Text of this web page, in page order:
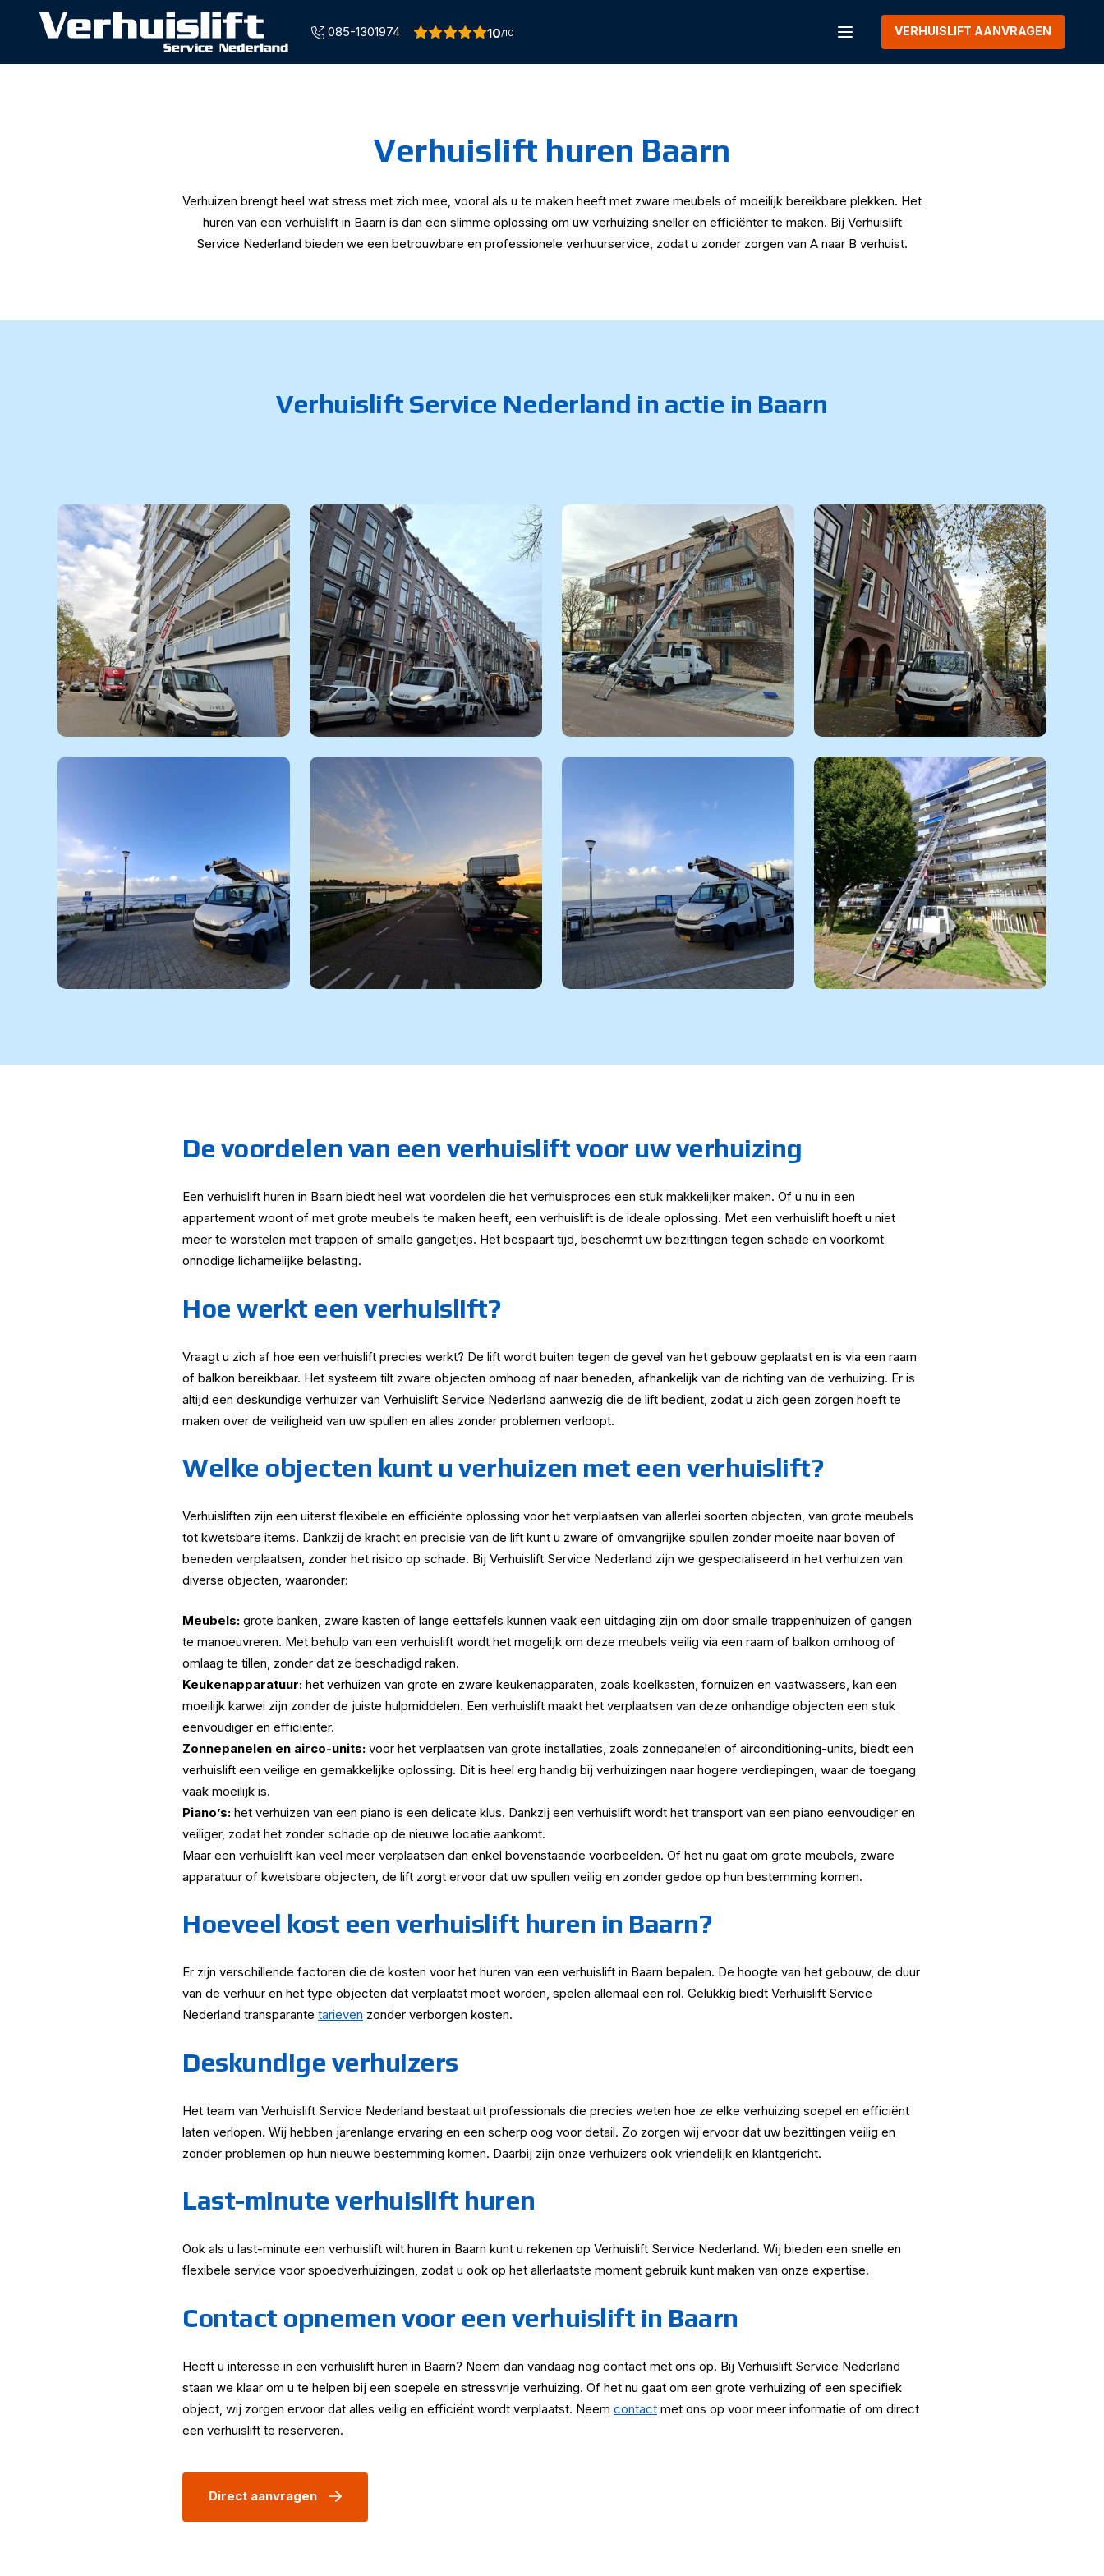
085-1301974 10/10
Menu
VERHUISLIFT AANVRAGEN
Verhuislift huren Baarn
Verhuizen brengt heel wat stress met zich mee, vooral als u te maken heeft met zware meubels of moeilijk bereikbare plekken. Het
huren van een verhuislift in Baarn is dan een slimme oplossing om uw verhuizing sneller en efficiënter te maken. Bij Verhuislift
Service Nederland bieden we een betrouwbare en professionele verhuurservice, zodat u zonder zorgen van A naar B verhuist.
Verhuislift Service Nederland in actie in Baarn
De voordelen van een verhuislift voor uw verhuizing
Een verhuislift huren in Baarn biedt heel wat voordelen die het verhuisproces een stuk makkelijker maken. Of u nu in een
appartement woont of met grote meubels te maken heeft, een verhuislift is de ideale oplossing. Met een verhuislift hoeft u niet
meer te worstelen met trappen of smalle gangetjes. Het bespaart tijd, beschermt uw bezittingen tegen schade en voorkomt
onnodige lichamelijke belasting.
Hoe werkt een verhuislift?
Vraagt u zich af hoe een verhuislift precies werkt? De lift wordt buiten tegen de gevel van het gebouw geplaatst en is via een raam
of balkon bereikbaar. Het systeem tilt zware objecten omhoog of naar beneden, afhankelijk van de richting van de verhuizing. Er is
altijd een deskundige verhuizer van Verhuislift Service Nederland aanwezig die de lift bedient, zodat u zich geen zorgen hoeft te
maken over de veiligheid van uw spullen en alles zonder problemen verloopt.
Welke objecten kunt u verhuizen met een verhuislift?
Verhuisliften zijn een uiterst flexibele en efficiënte oplossing voor het verplaatsen van allerlei soorten objecten, van grote meubels
tot kwetsbare items. Dankzij de kracht en precisie van de lift kunt u zware of omvangrijke spullen zonder moeite naar boven of
beneden verplaatsen, zonder het risico op schade. Bij Verhuislift Service Nederland zijn we gespecialiseerd in het verhuizen van
diverse objecten, waaronder:
Meubels: grote banken, zware kasten of lange eettafels kunnen vaak een uitdaging zijn om door smalle trappenhuizen of gangen
te manoeuvreren. Met behulp van een verhuislift wordt het mogelijk om deze meubels veilig via een raam of balkon omhoog of
omlaag te tillen, zonder dat ze beschadigd raken.
Keukenapparatuur: het verhuizen van grote en zware keukenapparaten, zoals koelkasten, fornuizen en vaatwassers, kan een
moeilijk karwei zijn zonder de juiste hulpmiddelen. Een verhuislift maakt het verplaatsen van deze onhandige objecten een stuk
eenvoudiger en efficiënter.
Zonnepanelen en airco-units: voor het verplaatsen van grote installaties, zoals zonnepanelen of airconditioning-units, biedt een
verhuislift een veilige en gemakkelijke oplossing. Dit is heel erg handig bij verhuizingen naar hogere verdiepingen, waar de toegang
vaak moeilijk is.
Piano’s: het verhuizen van een piano is een delicate klus. Dankzij een verhuislift wordt het transport van een piano eenvoudiger en
veiliger, zodat het zonder schade op de nieuwe locatie aankomt.
Maar een verhuislift kan veel meer verplaatsen dan enkel bovenstaande voorbeelden. Of het nu gaat om grote meubels, zware
apparatuur of kwetsbare objecten, de lift zorgt ervoor dat uw spullen veilig en zonder gedoe op hun bestemming komen.
Hoeveel kost een verhuislift huren in Baarn?
Er zijn verschillende factoren die de kosten voor het huren van een verhuislift in Baarn bepalen. De hoogte van het gebouw, de duur
van de verhuur en het type objecten dat verplaatst moet worden, spelen allemaal een rol. Gelukkig biedt Verhuislift Service
Nederland transparante tarieven zonder verborgen kosten.
Deskundige verhuizers
Het team van Verhuislift Service Nederland bestaat uit professionals die precies weten hoe ze elke verhuizing soepel en efficiënt
laten verlopen. Wij hebben jarenlange ervaring en een scherp oog voor detail. Zo zorgen wij ervoor dat uw bezittingen veilig en
zonder problemen op hun nieuwe bestemming komen. Daarbij zijn onze verhuizers ook vriendelijk en klantgericht.
Last-minute verhuislift huren
Ook als u last-minute een verhuislift wilt huren in Baarn kunt u rekenen op Verhuislift Service Nederland. Wij bieden een snelle en
flexibele service voor spoedverhuizingen, zodat u ook op het allerlaatste moment gebruik kunt maken van onze expertise.
Contact opnemen voor een verhuislift in Baarn
Heeft u interesse in een verhuislift huren in Baarn? Neem dan vandaag nog contact met ons op. Bij Verhuislift Service Nederland
staan we klaar om u te helpen bij een soepele en stressvrije verhuizing. Of het nu gaat om een grote verhuizing of een specifiek
object, wij zorgen ervoor dat alles veilig en efficiënt wordt verplaatst. Neem contact met ons op voor meer informatie of om direct
een verhuislift te reserveren.
Direct aanvragen